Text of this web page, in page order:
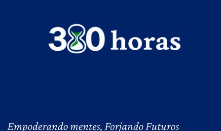
Empoderando mentes, Forjando Futuros